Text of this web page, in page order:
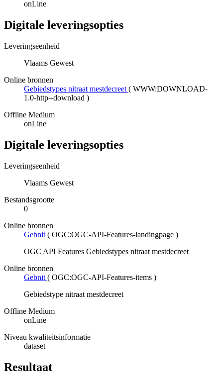
onLine
Digitale leveringsopties
Leveringseenheid
Vlaams Gewest
Online bronnen
Gebiedstypes nitraat mestdecreet ( WWW:DOWNLOAD-
1.0-http--download )
Offline Medium
onLine
Digitale leveringsopties
Leveringseenheid
Vlaams Gewest
Bestandsgrootte
0
Online bronnen
Gebnit ( OGC:OGC-API-Features-landingpage )
OGC API Features Gebiedstypes nitraat mestdecreet
Online bronnen
Gebnit ( OGC:OGC-API-Features-items )
Gebiedstype nitraat mestdecreet
Offline Medium
onLine
Niveau kwaliteitsinformatie
dataset
Resultaat